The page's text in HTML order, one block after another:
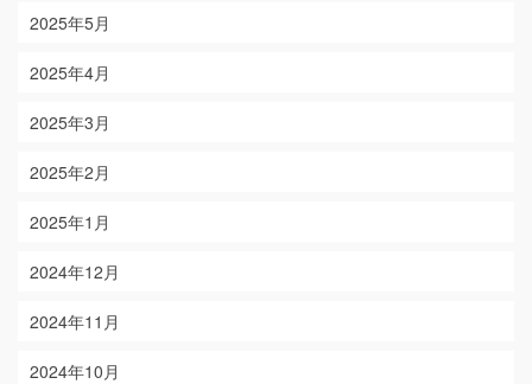
2025年5月
2025年4月
2025年3月
2025年2月
2025年1月
2024年12月
2024年11月
2024年10月